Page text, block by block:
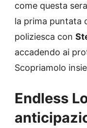
come questa
la prima puntata
poliziesca con
accadendo ai
Scopriamolo
Endless